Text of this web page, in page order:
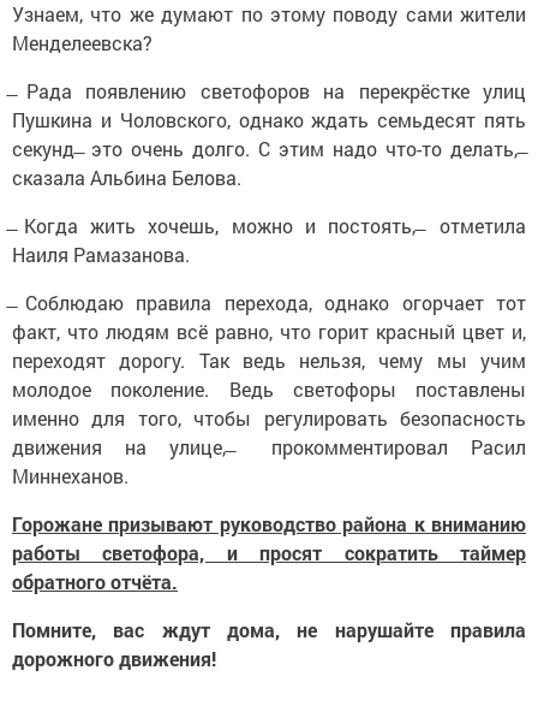
Узнаем, что же думают по этому поводу сами жители
Менделеевска?
̶ Рада появлению светофоров на перекрёстке улиц
Пушкина и Чоловского, однако ждать семьдесят пять
секунд ̶ это очень долго. С этим надо что-то делать, ̶
сказала Альбина Белова.
̶ Когда жить хочешь, можно и постоять, ̶ отметила
Наиля Рамазанова.
̶ Соблюдаю правила перехода, однако огорчает тот
факт, что людям всё равно, что горит красный цвет и,
переходят дорогу. Так ведь нельзя, чему мы учим
молодое поколение. Ведь светофоры поставлены
именно для того, чтобы регулировать безопасность
движения на улице, ̶ прокомментировал Расил
Миннеханов.
Горожане призывают руководство района к вниманию
работы светофора, и просят сократить таймер
обратного отчёта.
Помните, вас ждут дома, не нарушайте правила
дорожного движения!